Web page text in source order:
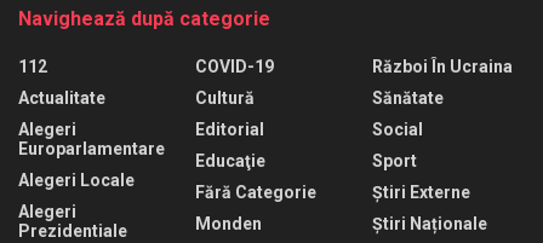
Navighează după categorie
112
Actualitate
Alegeri
Europarlamentare
Alegeri Locale
Alegeri
Prezidentiale
COVID-19
Cultură
Editorial
Educaţie
Fără Categorie
Monden
Război În Ucraina
Sănătate
Social
Sport
Știri Externe
Știri Naționale